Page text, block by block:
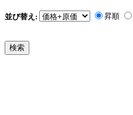
並び替え: 昇順